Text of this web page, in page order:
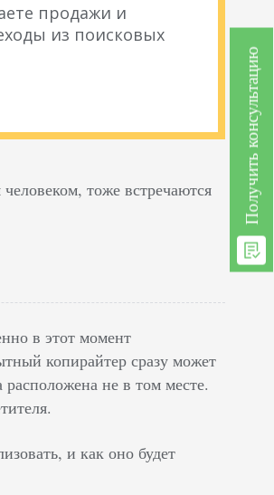
продажи и
из поисковых
тоже встречаются
в этот момент
копирайтер сразу может
не в том месте.
и как оно будет
Получить консультацию